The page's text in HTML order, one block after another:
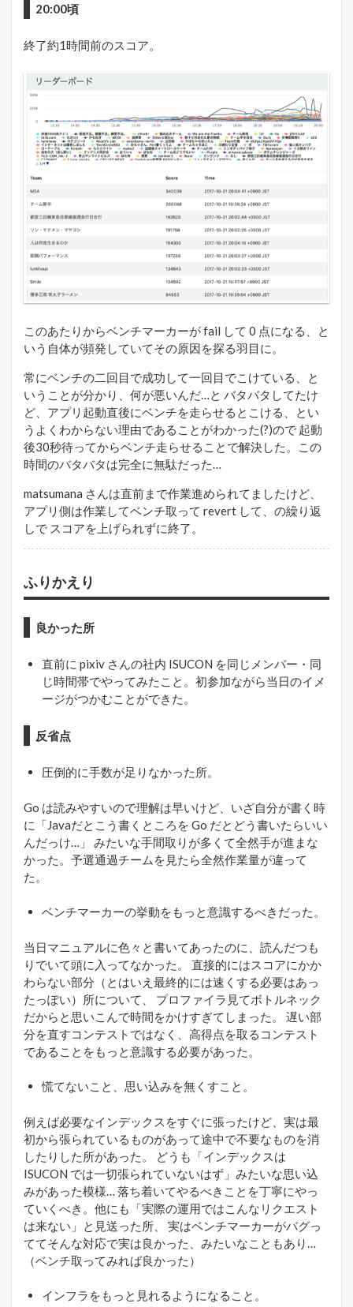
20:00頃
終了約1時間前のスコア。
このあたりからベンチマーカーが fail して 0 点になる、と
いう自体が頻発していてその原因を探る羽目に。
常にベンチの二回目で成功して一回目でこけている、と
いうことが分かり、何が悪いんだ…と バタバタしてたけ
ど、アプリ起動直後にベンチを走らせるとこける、とい
うよくわからない理由であることがわかった(?)ので 起動
後30秒待ってからベンチ走らせることで解決した。この
時間のバタバタは完全に無駄だった…
matsumana さんは直前まで作業進められてましたけど、
アプリ側は作業してベンチ取って revert して、の繰り返
しで スコアを上げられずに終了。
ふりかえり
良かった所
直前に pixiv さんの社内 ISUCON を同じメンバー・同
じ時間帯でやってみたこと。初参加ながら当日のイメ
ージがつかむことができた。
反省点
圧倒的に手数が足りなかった所。
Go は読みやすいので理解は早いけど、いざ自分が書く時
に「Javaだとこう書くところを Go だとどう書いたらいい
んだっけ…」 みたいな手間取りが多くて全然手が進まな
かった。予選通過チームを見たら全然作業量が違って
た。
ベンチマーカーの挙動をもっと意識するべきだった。
当日マニュアルに色々と書いてあったのに、読んだつも
りでいて頭に入ってなかった。 直接的にはスコアにかか
わらない部分（とはいえ最終的には速くする必要はあっ
たっぽい）所について、 プロファイラ見てボトルネック
だからと思いこんで時間をかけすぎてしまった。 遅い部
分を直すコンテストではなく、高得点を取るコンテスト
であることをもっと意識する必要があった。
慌てないこと、思い込みを無くすこと。
例えば必要なインデックスをすぐに張ったけど、実は最
初から張られているものがあって途中で不要なものを消
したりした所があった。 どうも「インデックスは
ISUCON では一切張られていないはず」みたいな思い込
みがあった模様… 落ち着いてやるべきことを丁寧にやっ
ていくべき。他にも「実際の運用ではこんなリクエスト
は来ない」と見送った所、 実はベンチマーカーがバグっ
ててそんな対応で実は良かった、みたいなこともあり…
（ベンチ取ってみれば良かった）
インフラをもっと見れるようになること。